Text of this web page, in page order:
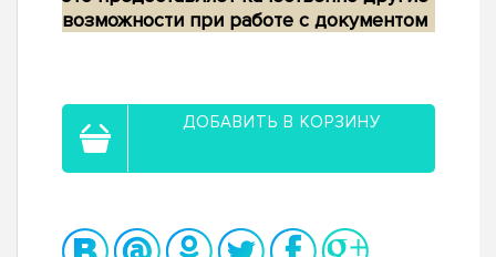
возможности при работе с документом
ДОБАВИТЬ В КОРЗИНУ